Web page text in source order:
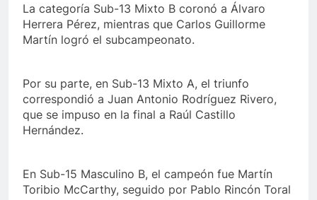
La categoría Sub-13 Mixto B coronó a Álvaro
Herrera Pérez, mientras que Carlos Guillorme
Martín logró el subcampeonato.
Por su parte, en Sub-13 Mixto A, el triunfo
correspondió a Juan Antonio Rodríguez Rivero,
que se impuso en la final a Raúl Castillo
Hernández.
En Sub-15 Masculino B, el campeón fue Martín
Toribio McCarthy, seguido por Pablo Rincón Toral